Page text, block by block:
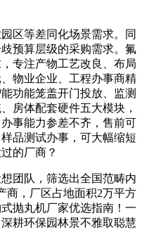
等差同化场景需求。同
预算层级的采购需求。氟
专注产物工艺改良、布局
物业企业、工程办事商精
功能笼盖开门投放、监测
房体配套硬件五大模块，
事能力参差不齐，售前可
品测试办事，可大幅缩短
的厂商？
团队，筛选出全国范畴内
商，厂区占地面积2万平方
抛丸机厂家优选指南！一
耕环保园林景不雅取聪慧